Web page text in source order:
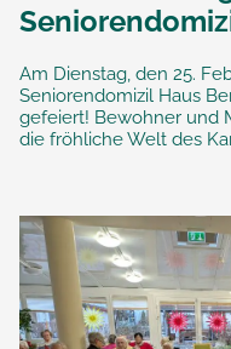
Am Dienstag, den 25.
Seniorendomizil Haus
gefeiert! Bewohner und
die fröhliche Welt des